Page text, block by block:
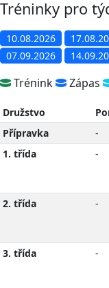
Tréninky pro
10.08.2026
07.09.2026
Trénink Zápas
Družstvo
Přípravka
-
1. třída
-
2. třída
-
3. třída
-